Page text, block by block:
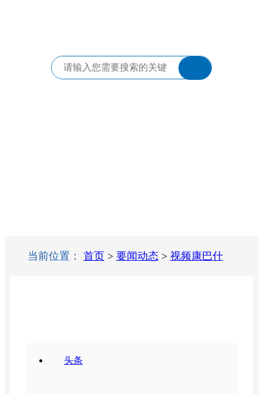
当前位置： 首页 > 要闻动态 > 视频康巴什
头条